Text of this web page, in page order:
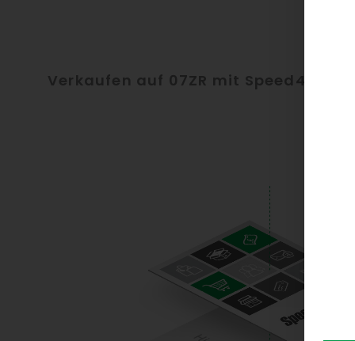
Verkaufen auf 07ZR mit